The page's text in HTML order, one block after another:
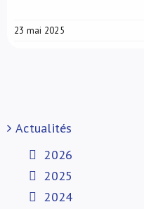
23 mai 2025
Actualités
2026
2025
2024